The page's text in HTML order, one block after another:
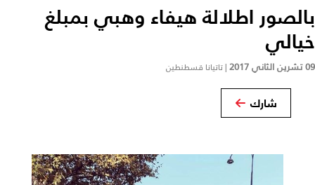
بالصور اطلالة هيفاء وهبي بمبلغ
خيالي ‎
09 تشرين الثاني 2017 |تاتيانا قسطنطين
شارك